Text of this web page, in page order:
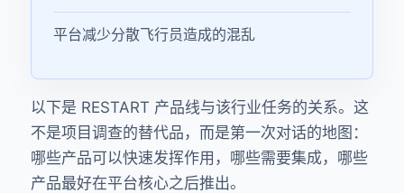
平台减少分散飞行员造成的混乱
以下是 RESTART 产品线与该行业任务的关系。这
不是项目调查的替代品，而是第一次对话的地图：
哪些产品可以快速发挥作用，哪些需要集成，哪些
产品最好在平台核心之后推出。